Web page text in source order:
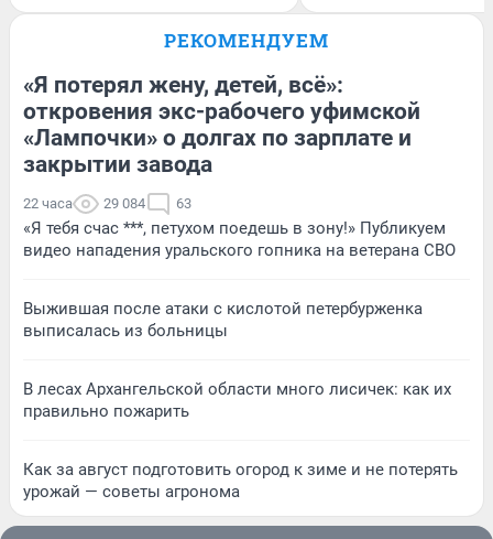
РЕКОМЕНДУЕМ
«Я потерял жену, детей, всё»:
откровения экс-рабочего уфимской
«Лампочки» о долгах по зарплате и
закрытии завода
22 часа 29 084 63
«Я тебя счас ***, петухом поедешь в зону!» Публикуем
видео нападения уральского гопника на ветерана СВО
Выжившая после атаки с кислотой петербурженка
выписалась из больницы
В лесах Архангельской области много лисичек: как их
правильно пожарить
Как за август подготовить огород к зиме и не потерять
урожай — советы агронома